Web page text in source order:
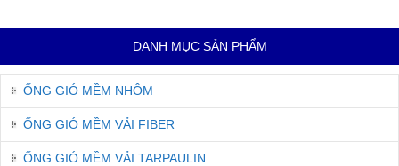
DANH MỤC SẢN PHẨM
ỐNG GIÓ MỀM NHÔM
ỐNG GIÓ MỀM VẢI FIBER
ỐNG GIÓ MỀM VẢI TARPAULIN